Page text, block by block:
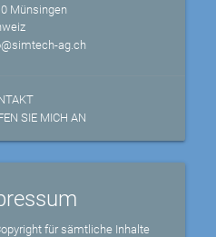
Münsingen
ag.ch
SIE MICH AN
für sämtliche Inhalte